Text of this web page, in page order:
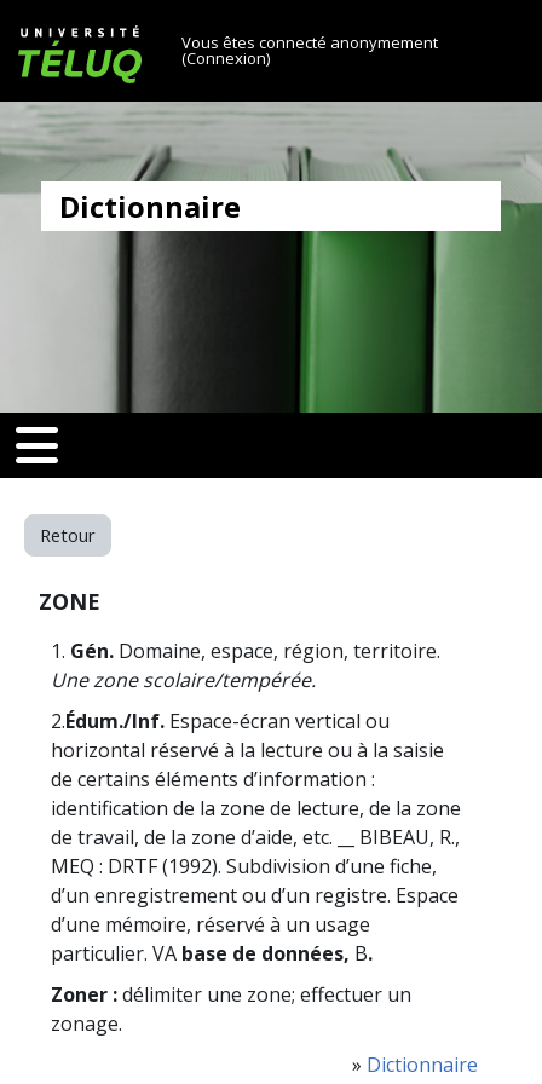
Université TÉLUQ
Vous êtes connecté anonymement
(Connexion)
Dictionnaire
[[nav-toggle]]
toggle]]
Retour
ZONE
1. Gén. Domaine, espace, région, territoire.
Une zone scolaire/tempérée.
2.Édum./Inf. Espace-écran vertical ou
horizontal réservé à la lecture ou à la saisie
de certains éléments d’information :
identification de la zone de lecture, de la zone
de travail, de la zone d’aide, etc. __ BIBEAU, R.,
MEQ : DRTF (1992). Subdivision d’une fiche,
d’un enregistrement ou d’un registre. Espace
d’une mémoire, réservé à un usage
particulier. VA base de données, B.
Zoner :délimiter une zone; effectuer un
zonage.
» Dictionnaire